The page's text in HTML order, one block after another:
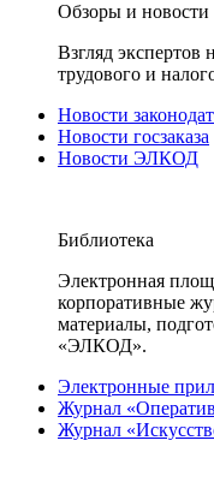
Обзоры и новости
Взгляд экспертов
трудового и
Новости
Новости госзаказа
Новости ЭЛКОД
Библиотека
Электронная
корпоративные
материалы,
«ЭЛКОД».
Электронные
Журнал
Журнал